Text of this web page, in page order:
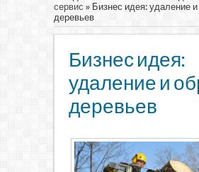
сервис » Бизнес идея: удаление и
деревьев
Бизнес идея:
удаление и
деревьев